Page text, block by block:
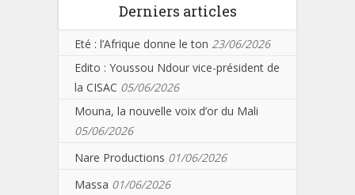
Derniers articles
Eté : l’Afrique donne le ton 23/06/2026
Edito : Youssou Ndour vice-président de
la CISAC 05/06/2026
Mouna, la nouvelle voix d’or du Mali
05/06/2026
Nare Productions 01/06/2026
Massa 01/06/2026